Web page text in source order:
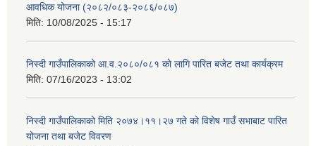
आवधिक योजना (२०८२/०८३-२०८६/०८७)
मिति: 10/08/2025 - 15:17
निस्दी गाउँपालिकाको आ.व.२०८०/०८१ को लागि पारित बजेट तथा कार्यक्रम
मिति: 07/16/2023 - 13:02
निस्दी गाउँपालिकाको मिति २०७४।११।२७ गते को विशेष गाउँ सभाबाट पारित
योजना तथा बजेट विवरण